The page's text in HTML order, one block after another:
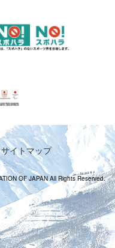
サイトマップ
OF JAPAN All Rights Reserved.